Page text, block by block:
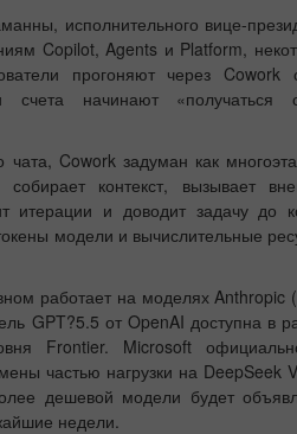
исполнительного вице-
Copilot, Agents и Platform,
прогоняют через Cowork
начинают «получаться
чата, Cowork задуман как
контекст, вызывает
итерации и доводит задачу до
модели и вычислительные
работает на моделях Anthropic
GPT?5.5 от OpenAI доступна в
Frontier. Microsoft
частью нагрузки на DeepSeek
дешевой модели будет
недели.